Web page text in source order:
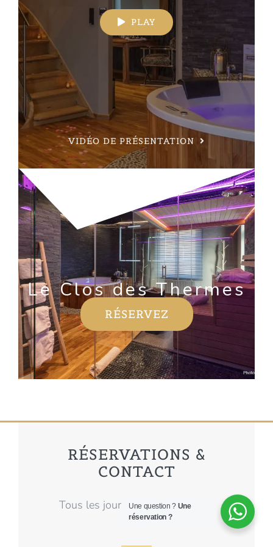
PLAY
VIDÉO DE PRÉSENTATION
Le Clos des Thermes
RÉSERVEZ
RÉSERVATIONS &
CONTACT
Tous les jours de 9h00 - 21h00
Une question ? Une
réservation ?